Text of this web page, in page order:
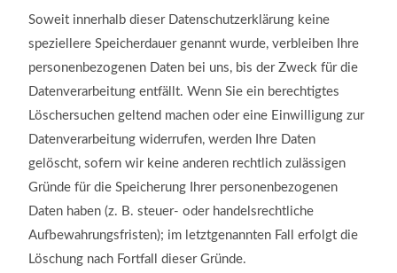
Soweit innerhalb dieser Datenschutzerklärung keine
speziellere Speicherdauer genannt wurde, verbleiben Ihre
personenbezogenen Daten bei uns, bis der Zweck für die
Datenverarbeitung entfällt. Wenn Sie ein berechtigtes
Löschersuchen geltend machen oder eine Einwilligung zur
Datenverarbeitung widerrufen, werden Ihre Daten
gelöscht, sofern wir keine anderen rechtlich zulässigen
Gründe für die Speicherung Ihrer personenbezogenen
Daten haben (z. B. steuer- oder handelsrechtliche
Aufbewahrungsfristen); im letztgenannten Fall erfolgt die
Löschung nach Fortfall dieser Gründe.